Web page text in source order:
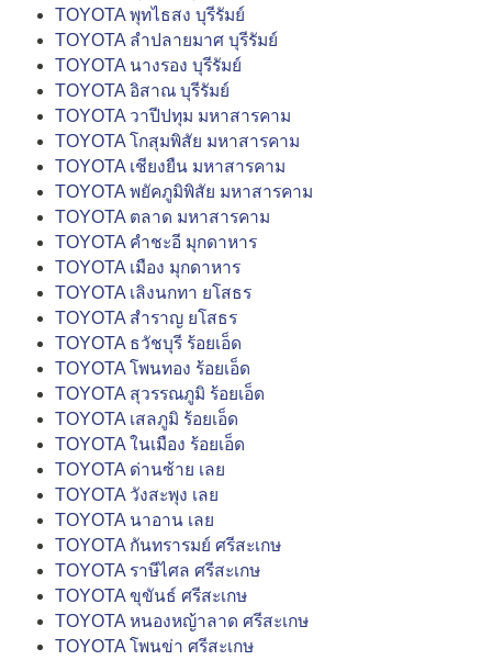
TOYOTA พุทไธสง บุรีรัมย์
TOYOTA ลำปลายมาศ บุรีรัมย์
TOYOTA นางรอง บุรีรัมย์
TOYOTA อิสาณ บุรีรัมย์
TOYOTA วาปีปทุม มหาสารคาม
TOYOTA โกสุมพิสัย มหาสารคาม
TOYOTA เชียงยืน มหาสารคาม
TOYOTA พยัคภูมิพิสัย มหาสารคาม
TOYOTA ตลาด มหาสารคาม
TOYOTA คำชะอี มุกดาหาร
TOYOTA เมือง มุกดาหาร
TOYOTA เลิงนกทา ยโสธร
TOYOTA สำราญ ยโสธร
TOYOTA ธวัชบุรี ร้อยเอ็ด
TOYOTA โพนทอง ร้อยเอ็ด
TOYOTA สุวรรณภูมิ ร้อยเอ็ด
TOYOTA เสลภูมิ ร้อยเอ็ด
TOYOTA ในเมือง ร้อยเอ็ด
TOYOTA ด่านซ้าย เลย
TOYOTA วังสะพุง เลย
TOYOTA นาอาน เลย
TOYOTA กันทรารมย์ ศรีสะเกษ
TOYOTA ราษีไศล ศรีสะเกษ
TOYOTA ขุขันธ์ ศรีสะเกษ
TOYOTA หนองหญ้าลาด ศรีสะเกษ
TOYOTA โพนข่า ศรีสะเกษ